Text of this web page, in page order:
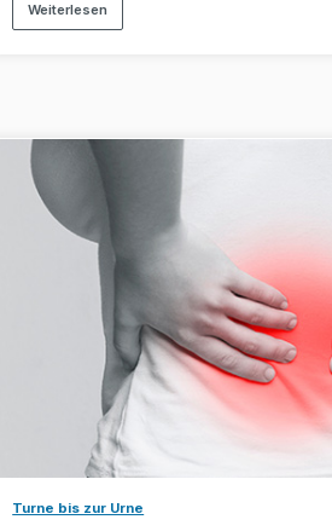
Weiterlesen
Turne bis zur Urne